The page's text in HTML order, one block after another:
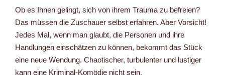
Ob es Ihnen gelingt, sich von ihrem Trauma zu befreien?
Das müssen die Zuschauer selbst erfahren. Aber Vorsicht!
Jedes Mal, wenn man glaubt, die Personen und ihre
Handlungen einschätzen zu können, bekommt das Stück
eine neue Wendung. Chaotischer, turbulenter und lustiger
kann eine Kriminal-Komödie nicht sein.